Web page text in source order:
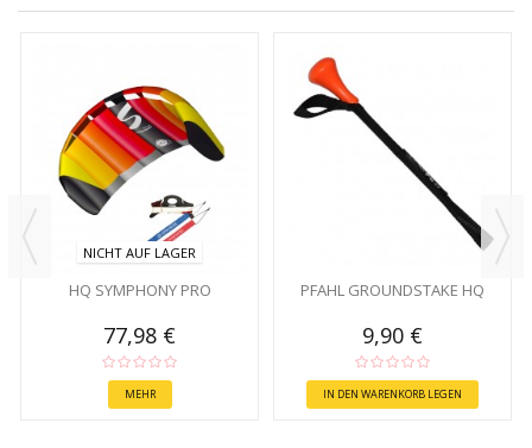
NICHT AUF LAGER
HQ SYMPHONY PRO
77,98 €
MEHR
PFAHL GROUNDSTAKE HQ
9,90 €
IN DEN WARENKORB LEGEN